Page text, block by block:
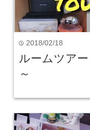
time 2018/02/18
ルームツア
～